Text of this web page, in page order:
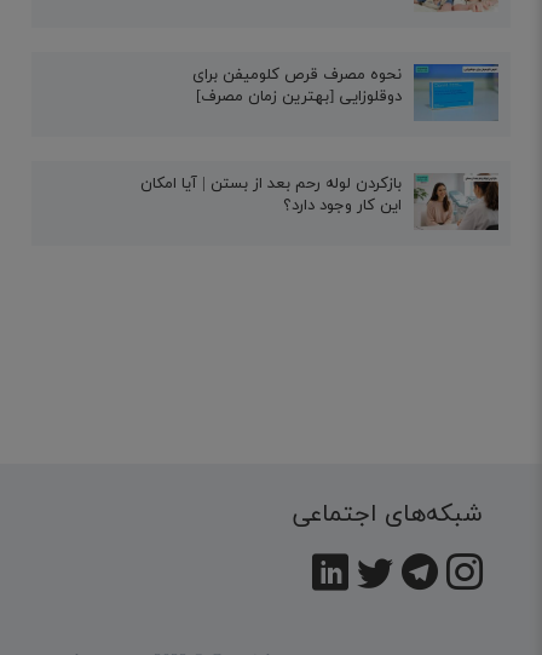
نحوه مصرف قرص کلومیفن برای
دوقلوزایی [بهترین زمان مصرف]
بازکردن لوله رحم بعد از بستن | آیا امکان
این کار وجود دارد؟
شبکه‌های اجتماعی